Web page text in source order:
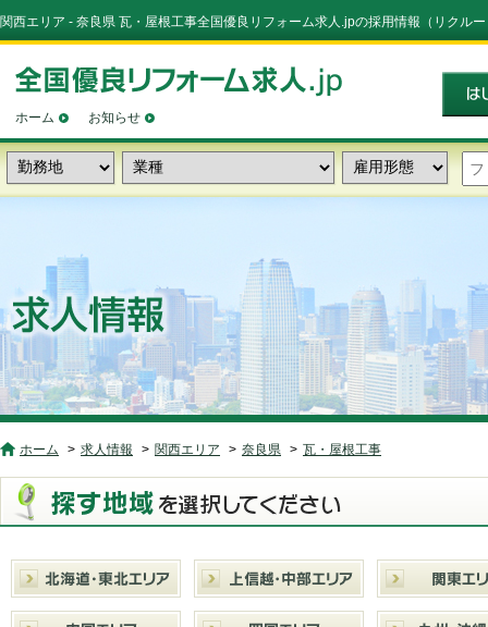
関西エリア - 奈良県 瓦・屋根工事全国優良リフォーム求人.jpの採用情報（リクル
ホーム お知らせ
ホーム 求人情報 関西エリア 奈良県 瓦・屋根工事